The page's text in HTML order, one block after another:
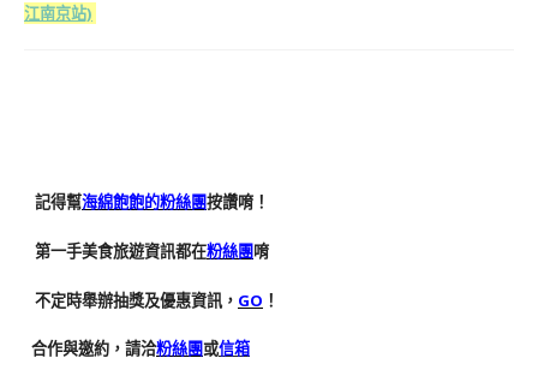
江南京站)
記得幫海綿飽飽的粉絲團按讚唷！
第一手美食旅遊資訊都在粉絲團唷
不定時舉辦抽獎及優惠資訊， GO ！
合作與邀約，請洽粉絲團或信箱